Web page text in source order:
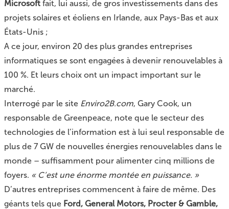
Microsoft fait, lui aussi, de gros investissements dans des
projets solaires et éoliens en Irlande, aux Pays-Bas et aux
États-Unis ;
A ce jour, environ 20 des plus grandes entreprises
informatiques se sont engagées à devenir renouvelables à
100 %. Et leurs choix ont un impact important sur le
marché.
Interrogé par le site Enviro2B.com, Gary Cook, un
responsable de Greenpeace, note que le secteur des
technologies de l’information est à lui seul responsable de
plus de 7 GW de nouvelles énergies renouvelables dans le
monde – suffisamment pour alimenter cinq millions de
foyers. « C’est une énorme montée en puissance. »
D’autres entreprises commencent à faire de même. Des
géants tels que Ford, General Motors, Procter & Gamble,